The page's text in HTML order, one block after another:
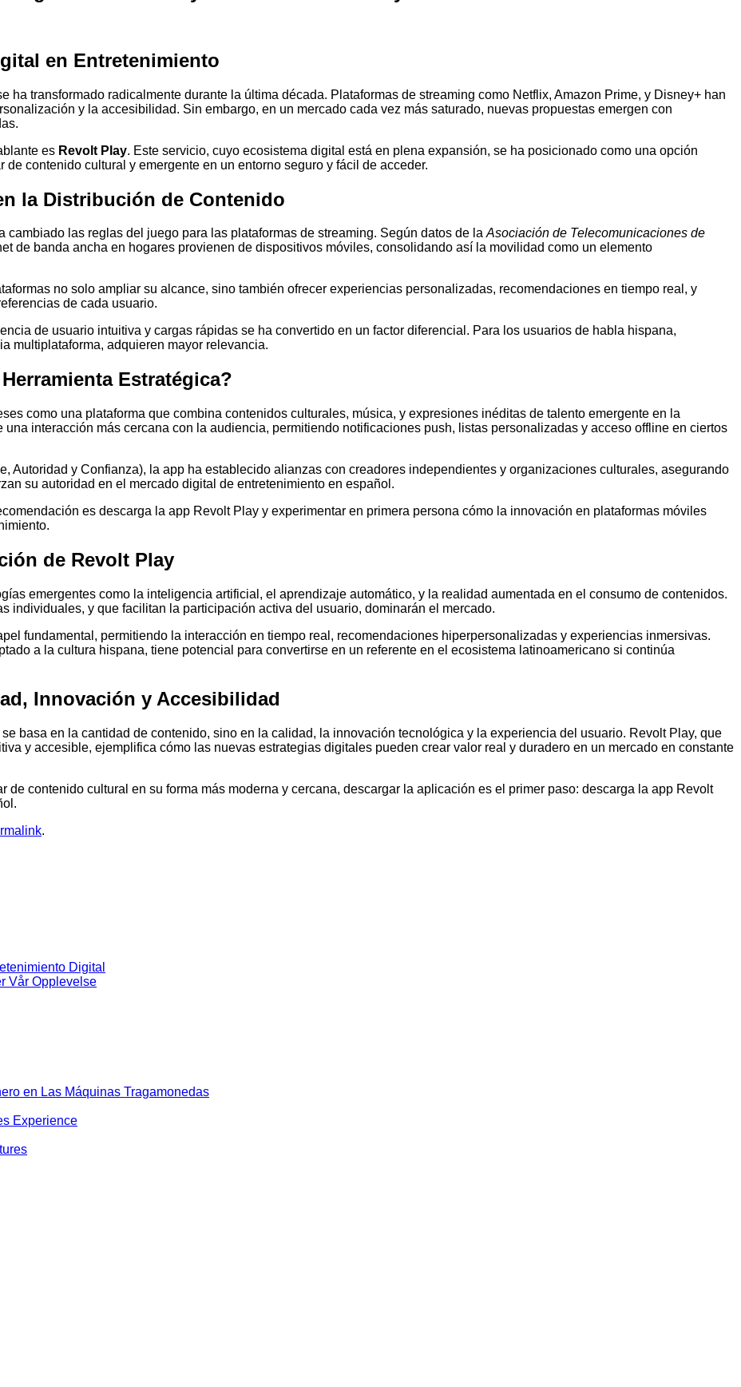
en Entretenimiento
ha transformado radicalmente durante la última década. Plataformas de streaming como Netflix, Amazon Prime, y Disney+ han
y la accesibilidad. Sin embargo, en un mercado cada vez más saturado, nuevas propuestas emergen con
es Revolt Play. Este servicio, cuyo ecosistema digital está en plena expansión, se ha posicionado como una opción
contenido cultural y emergente en un entorno seguro y fácil de acceder.
la Distribución de Contenido
cambiado las reglas del juego para las plataformas de streaming. Según datos de laAsociación de Telecomunicaciones de
de banda ancha en hogares provienen de dispositivos móviles, consolidando así la movilidad como un elemento
no solo ampliar su alcance, sino también ofrecer experiencias personalizadas, recomendaciones en tiempo real, y
de cada usuario.
de usuario intuitiva y cargas rápidas se ha convertido en un factor diferencial. Para los usuarios de habla hispana,
multiplataforma, adquieren mayor relevancia.
Estratégica?
como una plataforma que combina contenidos culturales, música, y expresiones inéditas de talento emergente en la
interacción más cercana con la audiencia, permitiendo notificaciones push, listas personalizadas y acceso offline en ciertos
Autoridad y Confianza), la app ha establecido alianzas con creadores independientes y organizaciones culturales, asegurando
su autoridad en el mercado digital de entretenimiento en español.
es descarga la app Revolt Play y experimentar en primera persona cómo la innovación en plataformas móviles
de Revolt Play
emergentes como la inteligencia artificial, el aprendizaje automático, y la realidad aumentada en el consumo de contenidos.
individuales, y que facilitan la participación activa del usuario, dominarán el mercado.
fundamental, permitiendo la interacción en tiempo real, recomendaciones hiperpersonalizadas y experiencias inmersivas.
a la cultura hispana, tiene potencial para convertirse en un referente en el ecosistema latinoamericano si continúa
Innovación y Accesibilidad
basa en la cantidad de contenido, sino en la calidad, la innovación tecnológica y la experiencia del usuario. Revolt Play, que
y accesible, ejemplifica cómo las nuevas estrategias digitales pueden crear valor real y duradero en un mercado en constante
de contenido cultural en su forma más moderna y cercana, descargar la aplicación es el primer paso: descarga la app Revolt
.
Digital
Vår Opplevelse
en Las Máquinas Tragamonedas
Experience